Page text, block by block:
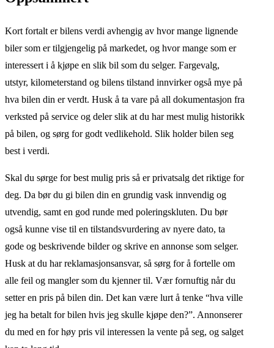
Kort fortalt er bilens verdi avhengig av hvor mange lignende
biler som er tilgjengelig på markedet, og hvor mange som er
interessert i å kjøpe en slik bil som du selger. Fargevalg,
utstyr, kilometerstand og bilens tilstand innvirker også mye på
hva bilen din er verdt. Husk å ta vare på all dokumentasjon fra
verksted på service og deler slik at du har mest mulig historikk
på bilen, og sørg for godt vedlikehold. Slik holder bilen seg
best i verdi.
Skal du sørge for best mulig pris så er privatsalg det riktige for
deg. Da bør du gi bilen din en grundig vask innvendig og
utvendig, samt en god runde med poleringskluten. Du bør
også kunne vise til en tilstandsvurdering av nyere dato, ta
gode og beskrivende bilder og skrive en annonse som selger.
Husk at du har reklamasjonsansvar, så sørg for å fortelle om
alle feil og mangler som du kjenner til. Vær fornuftig når du
setter en pris på bilen din. Det kan være lurt å tenke “hva ville
jeg ha betalt for bilen hvis jeg skulle kjøpe den?”. Annonserer
du med en for høy pris vil interessen la vente på seg, og salget